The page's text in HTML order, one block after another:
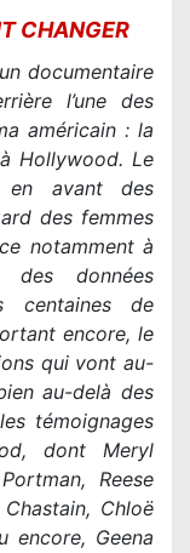
CHANGER
documentaire
l’une des
américain : la
Hollywood. Le
en avant des
des femmes
notamment à
des données
centaines de
encore, le
qui vont au-
au-delà des
témoignages
dont Meryl
Reese
Chloë
encore, Geena